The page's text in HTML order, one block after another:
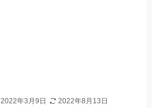
2022年3月9日 2022年8月13日